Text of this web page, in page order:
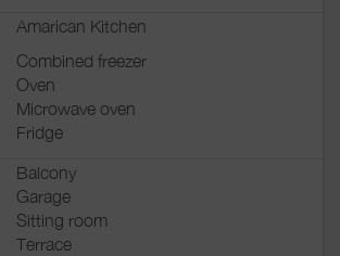
Amarican Kitchen
Combined freezer
Oven
Microwave oven
Fridge
Balcony
Garage
Sitting room
Terrace